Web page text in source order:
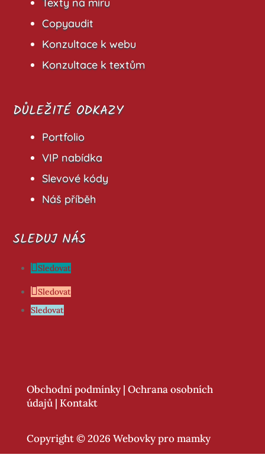
Copyaudit
Konzultace k webu
Konzultace k textům
DŮLEŽITÉ ODKAZY
Portfolio
VIP nabídka
Slevové kódy
Náš příběh
SLEDUJ NÁS
Sledovat
Sledovat
Sledovat
Obchodní podmínky | Ochrana osobních
údajů| Kontakt
Copyright © 2026 Webovky pro mamky